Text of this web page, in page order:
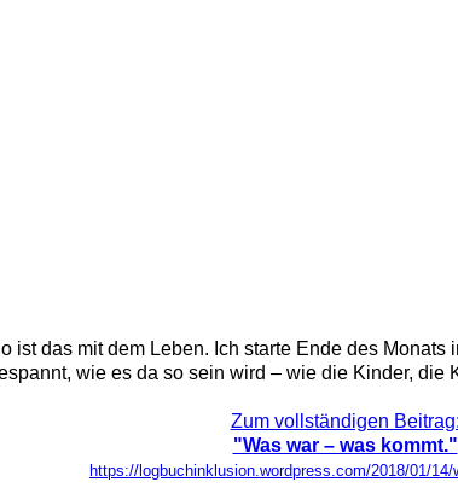
ist das mit dem Leben. Ich starte Ende des
wie es da so sein wird – wie die Kinder, die
Zum vollständigen Beitrag:
"Was war – was kommt."
https://logbuchinklusion.wordpress.com/2018/01/